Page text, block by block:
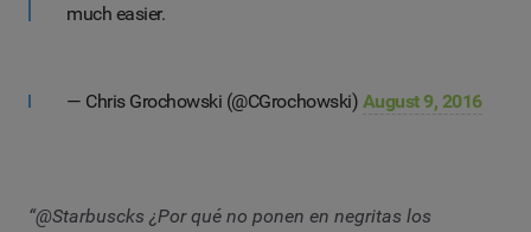
much easier.
— Chris Grochowski (@CGrochowski) August 9, 2016
“@Starbuscks ¿Por qué no ponen en negritas los